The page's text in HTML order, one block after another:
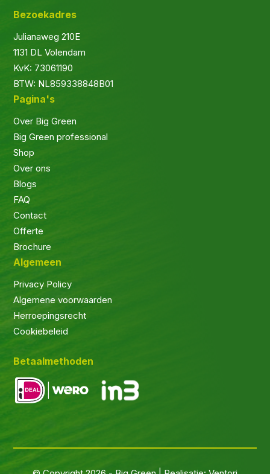
Bezoekadres
Julianaweg 210E
1131 DL Volendam
KvK: 73061190
BTW: NL859338848B01
Pagina's
Over Big Green
Big Green professional
Shop
Over ons
Blogs
FAQ
Contact
Offerte
Brochure
Algemeen
Privacy Policy
Algemene voorwaarden
Herroepingsrecht
Cookiebeleid
Betaalmethoden